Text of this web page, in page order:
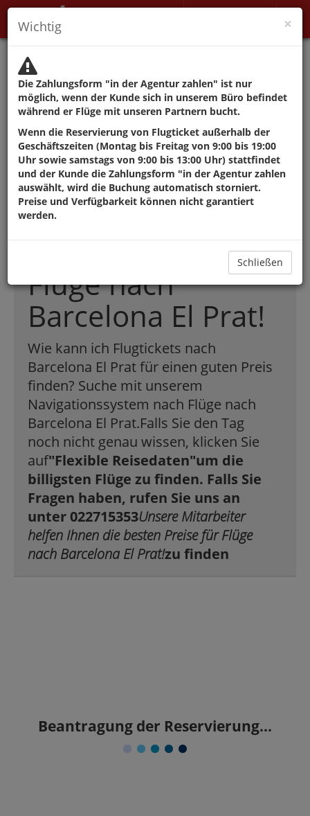
Die Behörden raten von
Gründen, die nicht
verschoben werden
können.
Die besten
Angebote für
Flüge nach
Barcelona El Prat!
Wie kann ich Flugtickets nach
Barcelona El Prat für einen guten Preis
finden? Suche mit unserem
Navigationssystem nach Flüge nach
Barcelona El Prat.Falls Sie den Tag
noch nicht genau wissen, klicken Sie
auf"Flexible Reisedaten"um die
billigsten Flüge zu finden. Falls Sie
Fragen haben, rufen Sie uns an
unter 022715353Unsere Mitarbeiter
helfen Ihnen die besten Preise für Flüge
nach Barcelona El Prat!zu finden
Beantragung der Reservierung...
×
Wichtig
Die Zahlungsform "in der Agentur zahlen" ist nur
möglich, wenn der Kunde sich in unserem Büro befindet
während er Flüge mit unseren Partnern bucht.
Wenn die Reservierung von Flugticket außerhalb der
Geschäftszeiten (Montag bis Freitag von 9:00 bis 19:00
Uhr sowie samstags von 9:00 bis 13:00 Uhr) stattfindet
und der Kunde die Zahlungsform "in der Agentur zahlen
auswählt, wird die Buchung automatisch storniert.
Preise und Verfügbarkeit können nicht garantiert
werden.
Schließen